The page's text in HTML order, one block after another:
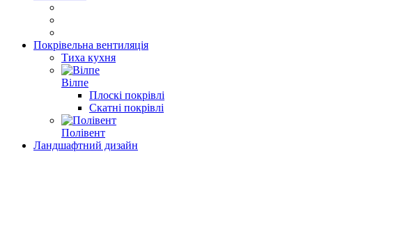
Покрівельна вентиляція
Тиха кухня
Вілпе
Плоскі покрівлі
Скатні покрівлі
Полівент
Ландшафтний дизайн